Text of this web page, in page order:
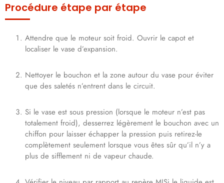
Procédure étape par étape
Attendre que le moteur soit froid. Ouvrir le capot et
localiser le vase d’expansion.
Nettoyer le bouchon et la zone autour du vase pour éviter
que des saletés n’entrent dans le circuit.
Si le vase est sous pression (lorsque le moteur n’est pas
totalement froid), desserrez légèrement le bouchon avec un
chiffon pour laisser échapper la pression puis retirez-le
complètement seulement lorsque vous êtes sûr qu’il n’y a
plus de sifflement ni de vapeur chaude.